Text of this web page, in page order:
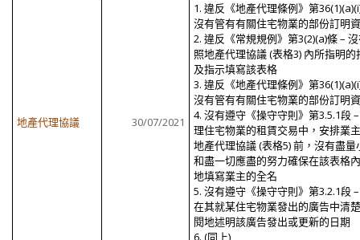
地產代理協議 30/07/2021
1. 違反《地產代理條例》第
沒有管有有關住宅物業的部份訂明
2. 違反《常規規例》第3(2)(a)條 –
照地產代理協議 (表格3) 內所指明的
及指示填寫該表格
3. 違反《地產代理條例》第
沒有管有有關住宅物業的部份訂明
4. 沒有遵守《操守守則》第3.5.1段
理住宅物業的租賃交易中，安排業
地產代理協議 (表格5) 前，沒有盡量
和盡一切應盡的努力確保在該表格
地填寫業主的全名
5. 沒有遵守《操守守則》第3.2.1段
在其就某住宅物業發出的廣告中清
閱地述明該廣告發出或更新的日期
6. (同上)